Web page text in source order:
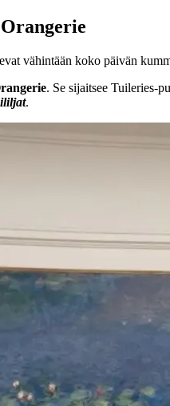
vähintään koko päivän
. Se sijaitsee Tuileries-
.